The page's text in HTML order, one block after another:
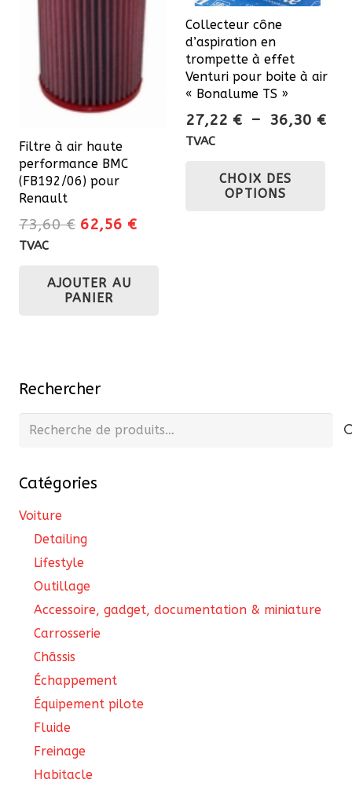
Filtre à air haute
performance BMC
(FB192/06) pour
Renault
73,60€ Le
était :
73,60 €.
62,56 €Le
TVAC
AJOUTER AU
PANIER
Collecteur cône
d’aspiration en
trompette à effet
Venturi pour boite à air
« Bonalume TS »
27,22 € – 36,30 €
TVAC
CHOIX DES
OPTIONS
Rechercher
Recherche
Catégories
Voiture
Detailing
Lifestyle
Outillage
Accessoire, gadget, documentation & miniature
Carrosserie
Châssis
Échappement
Équipement pilote
Fluide
Freinage
Habitacle